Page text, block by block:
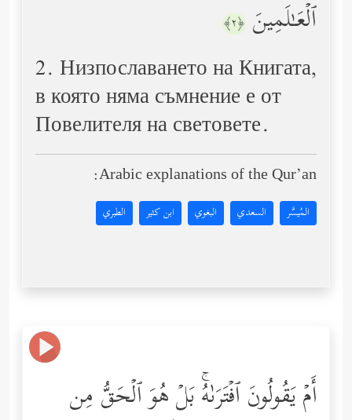
ٱلۡعَـٰلَمِینَ ﴿٢﴾
2. Низпославането на Книгата,
в която няма съмнение е от
Повелителя на световете.
Arabic explanations of the Qur’an:
المُيسَّر السعدي البغوي ابن كثير الطبري
أَمۡ یَقُولُونَ ٱفۡتَرَىٰهُۚ بَلۡ هُوَ ٱلۡحَقُّ مِن